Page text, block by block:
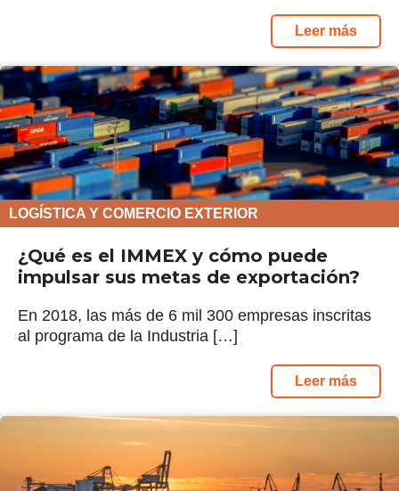
Leer más
LOGÍSTICA Y COMERCIO EXTERIOR
¿Qué es el IMMEX y cómo puede
impulsar sus metas de exportación?
En 2018, las más de 6 mil 300 empresas inscritas
al programa de la Industria […]
Leer más